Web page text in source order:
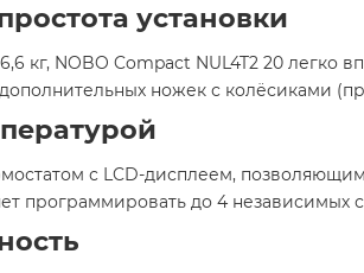
установки
кг, NOBO Compact NUL4T2 20 легко
ножек с колёсиками
с LCD-дисплеем,
программировать до 4